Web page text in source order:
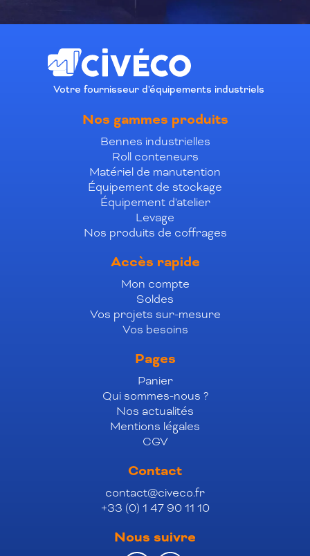
Votre fournisseur d'équipements industriels
Nos gammes produits
Bennes industrielles
Roll conteneurs
Matériel de manutention
Équipement de stockage
Équipement d'atelier
Levage
Nos produits de coffrages
Accès rapide
Mon compte
Soldes
Vos projets sur-mesure
Vos besoins
Pages
Panier
Qui sommes-nous ?
Nos actualités
Mentions légales
CGV
Contact
contact@civeco.fr
+33 (0) 1 47 90 11 10
Nous suivre